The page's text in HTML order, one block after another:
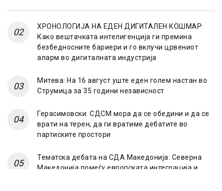
ХРОНОЛОГИЈА НА ЕДЕН ДИГИТАЛЕН КОШМАР:
Како вештачката интелигенција ги премина
безбедносните бариери и го вклучи црвениот
аларм во дигиталната индустрија
Митева: На 16 август уште еден голем настан во
Струмица за 35 години независност
Герасимовски: СДСМ мора да се обедини и да се
врати на терен, да ги вратиме дебатите во
партиските простори
Тематска дебата на СДА Македонија: Северна
Македонија помеѓу европската интеграција и